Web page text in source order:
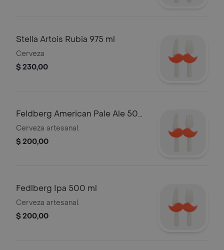
Stella Artois Rubia 975 ml
Cerveza
$ 230,00
Feldberg American Pale Ale 500
ml
Cerveza artesanal.
$ 200,00
Fedlberg Ipa 500 ml
Cerveza artesanal.
$ 200,00